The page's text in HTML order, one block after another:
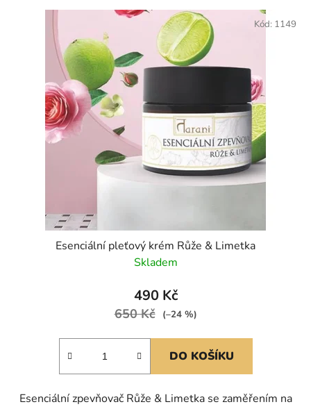
Esenciální pleťový krém Růže & Limetka
Skladem
490 Kč
650 Kč (–24 %)
DO KOŠÍKU
Esenciální zpevňovač Růže & Limetka se zaměřením na
Kód: 1149